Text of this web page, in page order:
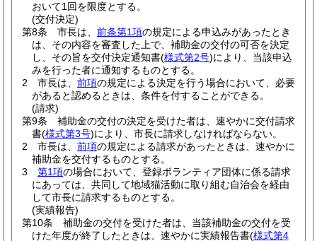
おいて1回を限度とする。
(交付決定)
第8条
市長は、 前条第1項の規定による申込みがあったとき
は、その内容を審査した上で、補助金の交付の可否を決定
し、その旨を交付決定通知書(様式第2号)により、当該申込
みを行った者に通知するものとする。
2
市長は、 前項の規定による決定を行う場合において、必要
があると認めるときは、条件を付することができる。
(請求)
第9条
補助金の交付の決定を受けた者は、速やかに交付請求
書(様式第3号)により、市長に請求しなければならない。
2
市長は、 前項の規定による請求があったときは、速やかに
補助金を交付するものとする。
3
第1項の場合において、登録ボランティア団体に係る請求
にあっては、共同して地域猫活動に取り組む自治会を経由
して市長に請求するものとする。
(実績報告)
第10条
補助金の交付を受けた者は、当該補助金の交付を受
けた年度が終了したときは、速やかに実績報告書(様式第4